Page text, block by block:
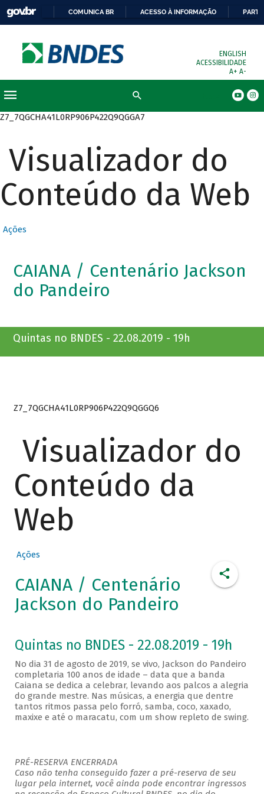
COMUNICA BR ACESSO À INFORMAÇÃO
ENGLISH
ACESSIBILIDADE
A+ A-
Z7_7QGCHA41L0RP906P422Q9QGGA7
Visualizador do
Conteúdo da Web
Ações
CAIANA / Centenário Jackson
do Pandeiro
Quintas no BNDES - 22.08.2019 - 19h
Z7_7QGCHA41L0RP906P422Q9QGGQ6
Visualizador do
Conteúdo da
Web
Ações
CAIANA / Centenário
Jackson do Pandeiro
Quintas no BNDES - 22.08.2019 - 19h
No dia 31 de agosto de 2019, se vivo, Jackson do Pandeiro
completaria 100 anos de idade – data que a banda
Caiana se dedica a celebrar, levando aos palcos a alegria
do grande mestre. Nas músicas, a energia que dentre
tantos ritmos passa pelo forró, samba, coco, xaxado,
maxixe e até o maracatu, com um show repleto de swing.
PRÉ-RESERVA ENCERRADA
Caso não tenha conseguido fazer a pré-reserva de seu
lugar pela internet, você ainda pode encontrar ingressos